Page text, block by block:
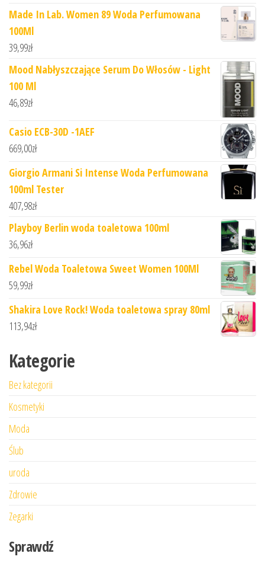
Made In Lab. Women 89 Woda Perfumowana
100Ml
39,99zł
Mood Nabłyszczające Serum Do Włosów - Light
100 Ml
46,89zł
Casio ECB-30D -1AEF
669,00zł
Giorgio Armani Si Intense Woda Perfumowana
100ml Tester
407,98zł
Playboy Berlin woda toaletowa 100ml
36,96zł
Rebel Woda Toaletowa Sweet Women 100Ml
59,99zł
Shakira Love Rock! Woda toaletowa spray 80ml
113,94zł
Kategorie
Bez kategorii
Kosmetyki
Moda
Ślub
uroda
Zdrowie
Zegarki
Sprawdź